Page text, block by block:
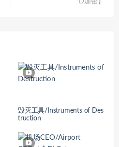
*D加密】
毁灭工具/Instruments of Des
truction